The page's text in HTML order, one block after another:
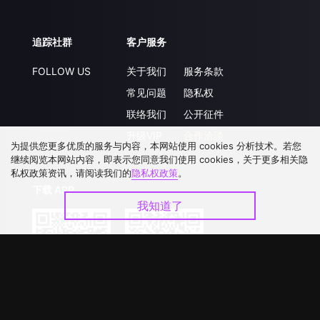
追踪社群
FOLLOW US
客户服务
关于我们
常见问题
联络我们
服务条款
隐私权
公开征件
下载 APP
为提供您更多优质的服务与内容，本网站使用 cookies 分析技术。若您
继续阅览本网站内容，即表示您同意我们使用 cookies，关于更多相关隐
私权政策资讯，请阅读我们的隐私权政策。
我知道了